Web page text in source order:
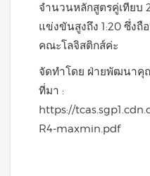
จำนวนหลักสูตรคู่เทียบ
แข่งขันสูงถึง 1:20 ซึ่งถื
คณะโลจิสติกส์ค่ะ
จัดทำโดย ฝ่ายพัฒนาคุ
ที่มา :
https://
R4-maxmin.pdf